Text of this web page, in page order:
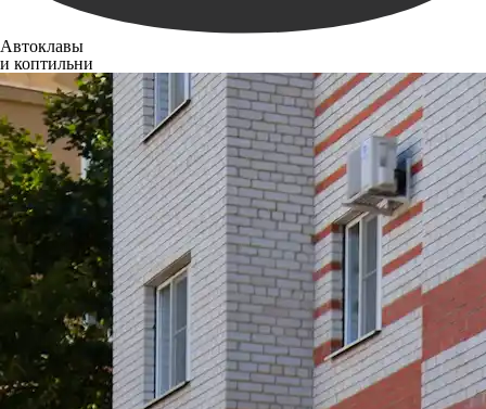
Автоклавы
и коптильни